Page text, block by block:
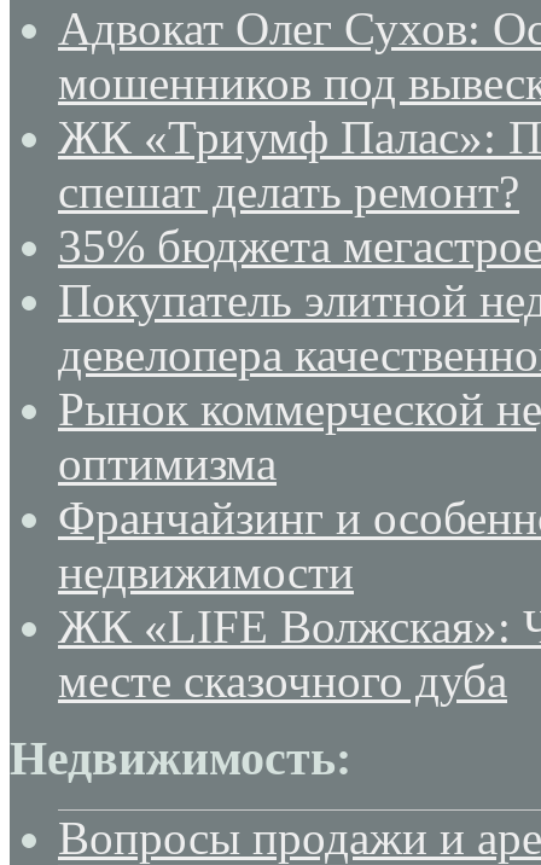
Адвокат Олег Сухов:
мошенников под
ЖК «Триумф Палас»:
спешат делать ремонт?
35% бюджета
Покупатель элитной
девелопера
Рынок коммерческой
оптимизма
Франчайзинг и
недвижимости
ЖК «LIFE Волжская»:
месте сказочного дуба
Недвижимость:
Вопросы продажи и